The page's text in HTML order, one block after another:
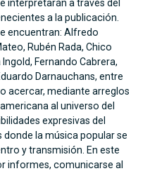
interpretarán a través del
a la publicación.
encuentran: Alfredo
Rubén Rada, Chico
Fernando Cabrera,
Darnauchans, entre
acercar, mediante arreglos
al universo del
expresivas del
la música popular se
y transmisión. En este
informes, comunicarse al